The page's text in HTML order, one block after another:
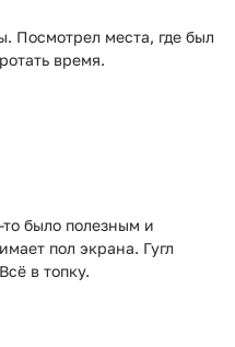
Посмотрел места, где был
время.
было полезным и
пол экрана. Гугл
в топку.